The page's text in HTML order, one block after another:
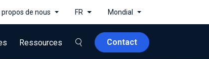
propos de nous FR Mondial
Ressources Contact